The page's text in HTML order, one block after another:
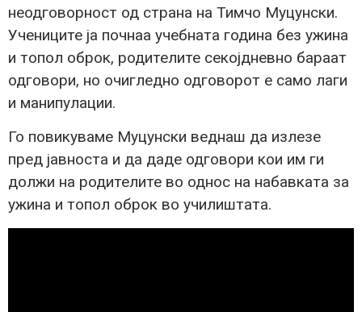
неодговорност од страна на Тимчо Муцунски.
Учениците ја почнаа учебната година без ужина
и топол оброк, родителите секојдневно бараат
одговори, но очигледно одговорот е само лаги
и манипулации.
Го повикуваме Муцунски веднаш да излезе
пред јавноста и да даде одговори кои им ги
должи на родителите во однос на набавката за
ужина и топол оброк во училиштата.